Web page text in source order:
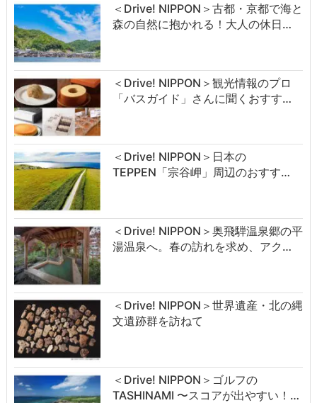
＜Drive! NIPPON＞古都・京都で海と
森の自然に抱かれる！大人の休日…
＜Drive! NIPPON＞観光情報のプロ
「バスガイド」さんに聞くおすす…
＜Drive! NIPPON＞日本の
TEPPEN「宗谷岬」周辺のおすす…
＜Drive! NIPPON＞奥飛騨温泉郷の平
湯温泉へ。春の訪れを求め、アク…
＜Drive! NIPPON＞世界遺産・北の縄
文遺跡群を訪ねて
＜Drive! NIPPON＞ゴルフの
TASHINAMI 〜スコアが出やすい！…